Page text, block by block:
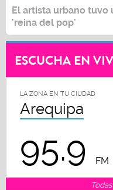
El artista urbano
'reina del pop'
ESCUCHA EN
LA ZONA EN TU CIUDAD
Arequipa
95.9 FM